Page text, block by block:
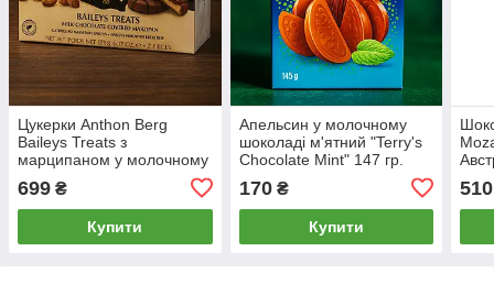
Цукерки Anthon Berg
Baileys Treats з
марципаном у молочному
699 ₴
Купити
Апельсин у молочному
шоколаді м'ятний "Terry's
Chocolate Mint" 147 гр.
170₴
Купити
510